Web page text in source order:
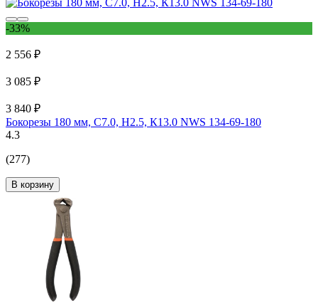
-33%
2 556 ₽
3 085 ₽
3 840 ₽
Бокорезы 180 мм, С7.0, Н2.5, К13.0 NWS 134-69-180
4.3
(277)
В корзину